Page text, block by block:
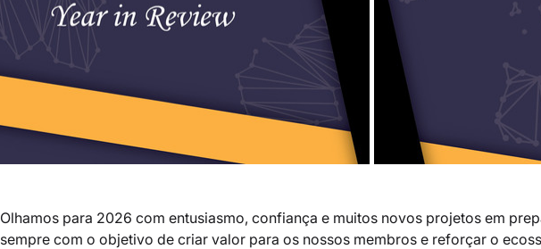
Olhamos para 2026 com entusiasmo, confiança e muitos novos projetos em
sempre com o objetivo de criar valor para os nossos membros e reforçar o